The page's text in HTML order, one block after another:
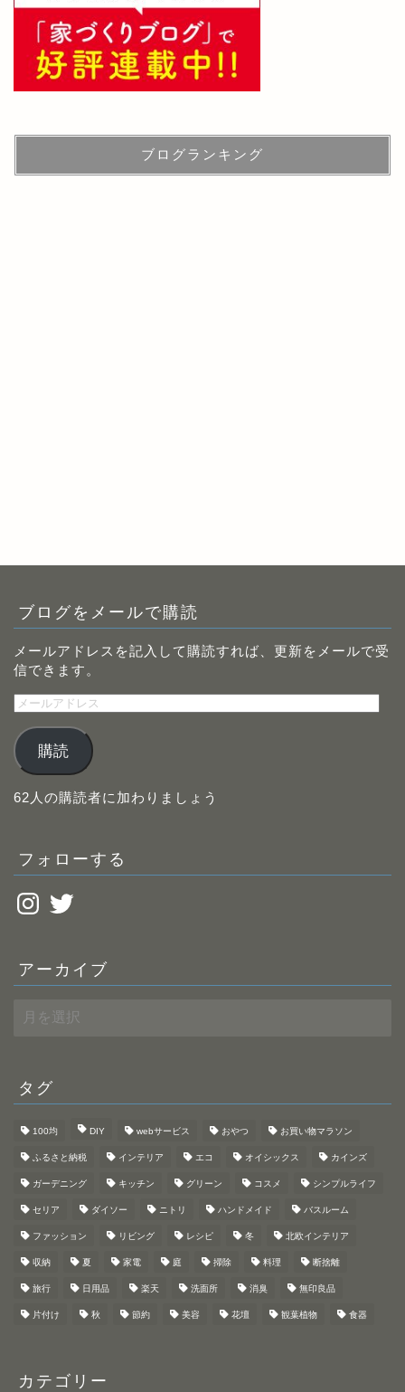
ブログランキング
ブログをメールで購読
メールアドレスを記入して購読すれば、更新をメールで受
信できます。
メ
ル
ア
ド
レ
購読
62人の購読者に加わりましょう
フォローする
Instagram
Twitter
アーカイブ
ー
ブ
タグ
100均 DIY webサービス おやつ お買い物マラソン
ふるさと納税 インテリア エコ オイシックス カインズ
ガーデニング キッチン グリーン コスメ シンプルライフ
セリア ダイソー ニトリ ハンドメイド バスルーム
ファッション リビング レシピ 冬 北欧インテリア
収納 夏 家電 庭 掃除 料理 断捨離
旅行 日用品 楽天 洗面所 消臭 無印良品
片付け 秋 節約 美容 花壇 観葉植物 食器
カテゴリー